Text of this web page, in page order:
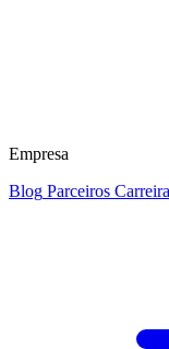
Empresa
Blog Parceiros